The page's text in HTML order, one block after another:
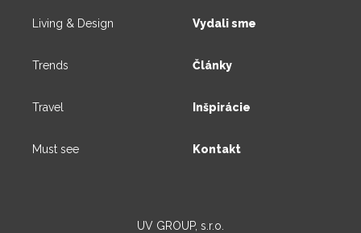
Living & Design
Trends
Travel
Must see
Vydali sme
Články
Inšpirácie
Kontakt
UV GROUP, s.r.o.